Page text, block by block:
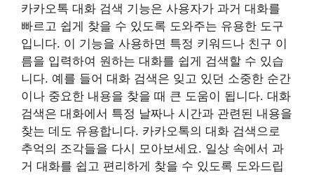
카카오톡 대화 검색 기능은 사용자가 과거 대화를
빠르고 쉽게 찾을 수 있도록 도와주는 유용한 도구
입니다. 이 기능을 사용하면 특정 키워드나 친구 이
름을 입력하여 원하는 대화를 쉽게 검색할 수 있습
니다. 예를 들어 대화 검색은 잊고 있던 소중한 순간
이나 중요한 내용을 찾을 때 큰 도움이 됩니다. 대화
검색은 대화에서 특정 날짜나 시간과 관련된 내용을
찾는 데도 유용합니다. 카카오톡의 대화 검색으로
추억의 조각들을 다시 모아보세요. 일상 속에서 과
거 대화를 쉽고 편리하게 찾을 수 있도록 도와드립